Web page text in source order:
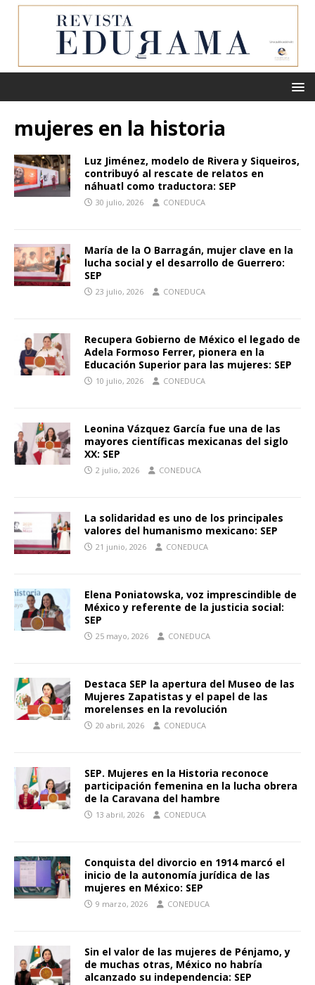
mujeres en la historia
Luz Jiménez, modelo de Rivera y Siqueiros,
contribuyó al rescate de relatos en
náhuatl como traductora: SEP
30 julio, 2026 CONEDUCA
María de la O Barragán, mujer clave en la
lucha social y el desarrollo de Guerrero:
SEP
23 julio, 2026 CONEDUCA
Recupera Gobierno de México el legado de
Adela Formoso Ferrer, pionera en la
Educación Superior para las mujeres: SEP
10 julio, 2026 CONEDUCA
Leonina Vázquez García fue una de las
mayores científicas mexicanas del siglo
XX: SEP
2 julio, 2026 CONEDUCA
La solidaridad es uno de los principales
valores del humanismo mexicano: SEP
21 junio, 2026 CONEDUCA
Elena Poniatowska, voz imprescindible de
México y referente de la justicia social:
SEP
25 mayo, 2026 CONEDUCA
Destaca SEP la apertura del Museo de las
Mujeres Zapatistas y el papel de las
morelenses en la revolución
20 abril, 2026 CONEDUCA
SEP. Mujeres en la Historia reconoce
participación femenina en la lucha obrera
de la Caravana del hambre
13 abril, 2026 CONEDUCA
Conquista del divorcio en 1914 marcó el
inicio de la autonomía jurídica de las
mujeres en México: SEP
9 marzo, 2026 CONEDUCA
Sin el valor de las mujeres de Pénjamo, y
de muchas otras, México no habría
alcanzado su independencia: SEP